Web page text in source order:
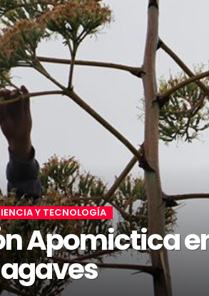
Y TECNOLOGÍA
Apomictica
agaves